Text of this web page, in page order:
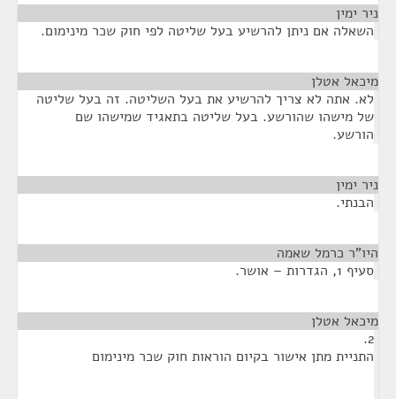
ניר ימין
השאלה אם ניתן להרשיע בעל שליטה לפי חוק שכר מינימום.
מיכאל אטלן
לא. אתה לא צריך להרשיע את בעל השליטה. זה בעל שליטה
של מישהו שהורשע. בעל שליטה בתאגיד שמישהו שם
הורשע.
ניר ימין
הבנתי.
היו"ר כרמל שאמה
סעיף 1, הגדרות – אושר.
מיכאל אטלן
2.
התניית מתן אישור בקיום הוראות חוק שכר מינימום